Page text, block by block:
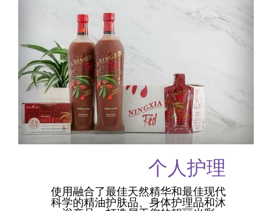
个人护理
使用融合了最佳天然精华和最佳现代
科学的精油护肤品、身体护理品和沐